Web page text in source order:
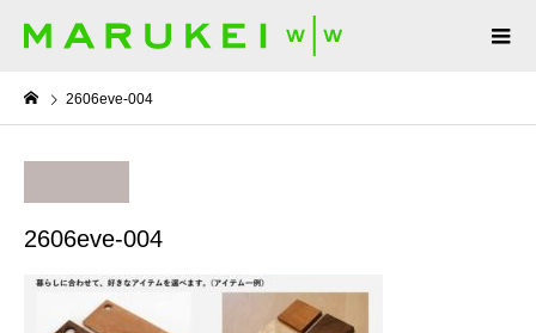
2606eve-004
2606eve-004